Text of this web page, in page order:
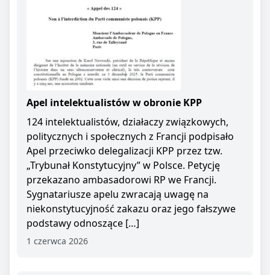
Apel intelektualistów w obronie KPP
124 intelektualistów, działaczy związkowych,
politycznych i społecznych z Francji podpisało
Apel przeciwko delegalizacji KPP przez tzw.
„Trybunał Konstytucyjny” w Polsce. Petycję
przekazano ambasadorowi RP we Francji.
Sygnatariusze apelu zwracają uwagę na
niekonstytucyjność zakazu oraz jego fałszywe
podstawy odnoszące […]
1 czerwca 2026